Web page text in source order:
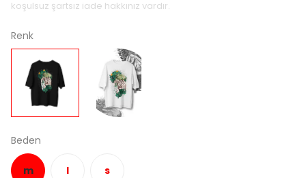
koşulsuz şartsız iade hakkınız vardır.
Renk
Beden
m l s